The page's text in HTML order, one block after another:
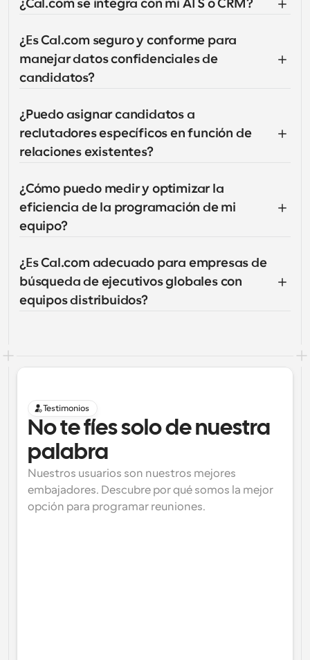
¿Cal.com se integra con mi ATS o CRM?
¿Es Cal.com seguro y conforme para
manejar datos confidenciales de
candidatos?
¿Puedo asignar candidatos a
reclutadores específicos en función de
relaciones existentes?
¿Cómo puedo medir y optimizar la
eficiencia de la programación de mi
equipo?
¿Es Cal.com adecuado para empresas de
búsqueda de ejecutivos globales con
equipos distribuidos?
Testimonios
No te fíes solo de nuestra
palabra
Nuestros usuarios son nuestros mejores
embajadores. Descubre por qué somos la mejor
opción para programar reuniones.